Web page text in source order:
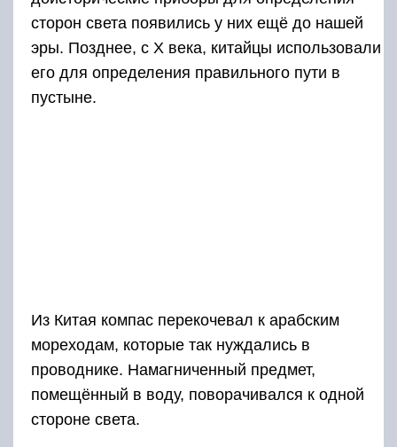
сторон света появились у них ещё до нашей
эры. Позднее, с X века, китайцы использовали
его для определения правильного пути в
пустыне.
Из Китая компас перекочевал к арабским
мореходам, которые так нуждались в
проводнике. Намагниченный предмет,
помещённый в воду, поворачивался к одной
стороне света.